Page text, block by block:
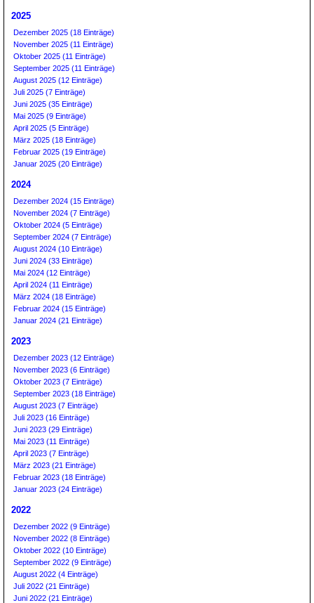
2025
Dezember 2025 (18 Einträge)
November 2025 (11 Einträge)
Oktober 2025 (11 Einträge)
September 2025 (11 Einträge)
August 2025 (12 Einträge)
Juli 2025 (7 Einträge)
Juni 2025 (35 Einträge)
Mai 2025 (9 Einträge)
April 2025 (5 Einträge)
März 2025 (18 Einträge)
Februar 2025 (19 Einträge)
Januar 2025 (20 Einträge)
2024
Dezember 2024 (15 Einträge)
November 2024 (7 Einträge)
Oktober 2024 (5 Einträge)
September 2024 (7 Einträge)
August 2024 (10 Einträge)
Juni 2024 (33 Einträge)
Mai 2024 (12 Einträge)
April 2024 (11 Einträge)
März 2024 (18 Einträge)
Februar 2024 (15 Einträge)
Januar 2024 (21 Einträge)
2023
Dezember 2023 (12 Einträge)
November 2023 (6 Einträge)
Oktober 2023 (7 Einträge)
September 2023 (18 Einträge)
August 2023 (7 Einträge)
Juli 2023 (16 Einträge)
Juni 2023 (29 Einträge)
Mai 2023 (11 Einträge)
April 2023 (7 Einträge)
März 2023 (21 Einträge)
Februar 2023 (18 Einträge)
Januar 2023 (24 Einträge)
2022
Dezember 2022 (9 Einträge)
November 2022 (8 Einträge)
Oktober 2022 (10 Einträge)
September 2022 (9 Einträge)
August 2022 (4 Einträge)
Juli 2022 (21 Einträge)
Juni 2022 (21 Einträge)